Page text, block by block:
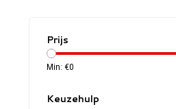
Prijs
Min: €0
Keuzehulp